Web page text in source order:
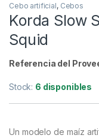
Cebo artificial, Cebos
Korda Slow
Squid
Referencia del
Stock: 6 disponibles
Un modelo de maíz